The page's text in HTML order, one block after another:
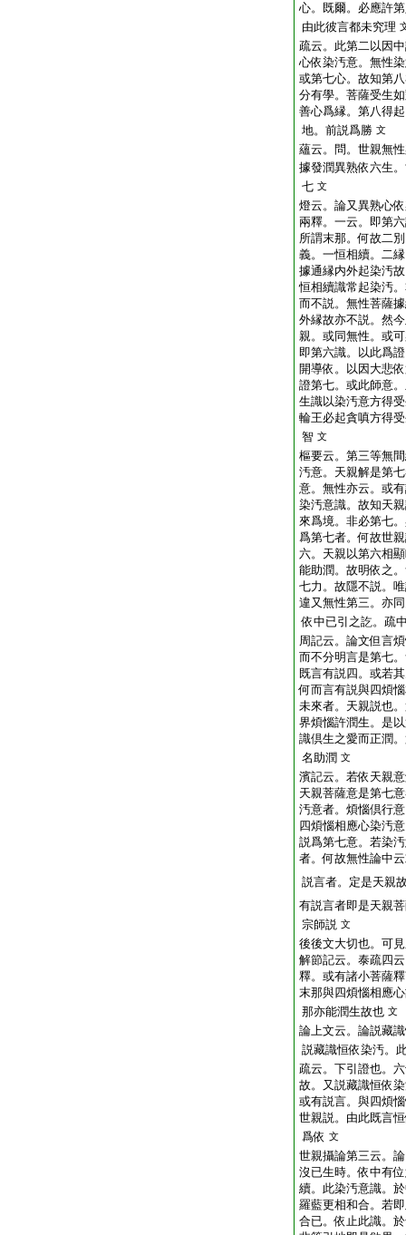
心。既爾。必應許
由此彼言都未究理
疏云。此第二以因
心依染汚意。無性
或第七心。故知第
分有學。菩薩受生
善心爲縁。第八得
地。前説爲勝 文
蘊云。問。世親無
據發潤異熟依六生
七 文
燈云。論又異熟心
兩釋。一云。即第
所謂末那。何故二
義。一恒相續。二
據通縁内外起染汚
恒相續識常起染汚
而不説。無性菩薩
外縁故亦不説。然
親。或同無性。或
即第六識。以此爲
開導依。以因大悲
證第七。或此師意
生識以染汚意方得
輪王必起貪嗔方得
智 文
樞要云。第三等無
汚意。天親解是第
意。無性亦云。或
染汚意識。故知天
來爲境。非必第七
爲第七者。何故世
六。天親以第六相
能助潤。故明依之
七力。故隱不説。
違又無性第三。亦
依中已引之訖。疏
周記云。論文但言
而不分明言是第七
既言有説四。或若
何而言有説與四煩
未來者。天親説也
界煩惱許潤生。是
識倶生之愛而正潤
名助潤 文
濱記云。若依天親
天親菩薩意是第七
汚意者。煩惱倶行
四煩惱相應心染汚
説爲第七意。若染
者。何故無性論中
説言者。定是天親
有説言者即是天親
宗師説 文
後後文大切也。可
解節記云。泰疏四
釋。或有諸小菩薩
末那與四煩惱相應
那亦能潤生故也 文
論上文云。論説藏
説藏識恒依染汚。
疏云。下引證也。
故。又説藏識恒依
或有説言。與四煩
世親説。由此既言
爲依 文
世親攝論第三云。
沒已生時。依中有
續。此染汚意識。
羅藍更相和合。若
合已。依止此識。